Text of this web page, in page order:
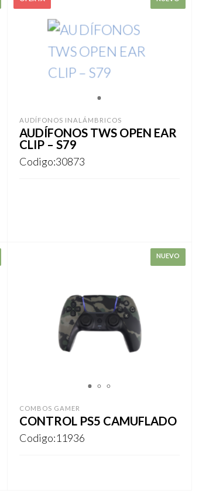
AUDÍFONOS INALÁMBRICOS
AUDÍFONOS TWS OPEN EAR
CLIP – S79
Codigo:30873
COMBOS GAMER
CONTROL PS5 CAMUFLADO
Codigo:11936